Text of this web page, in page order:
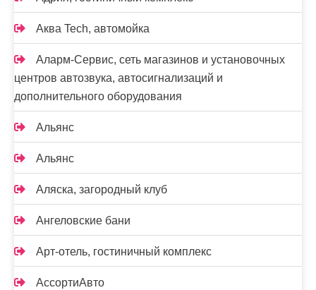
Аква Tech, автомойка
Аларм-Сервис, сеть магазинов и установочных
центров автозвука, автосигнализаций и
дополнительного оборудования
Альянс
Альянс
Аляска, загородный клуб
Ангеловские бани
Арт-отель, гостиничный комплекс
АссортиАвто